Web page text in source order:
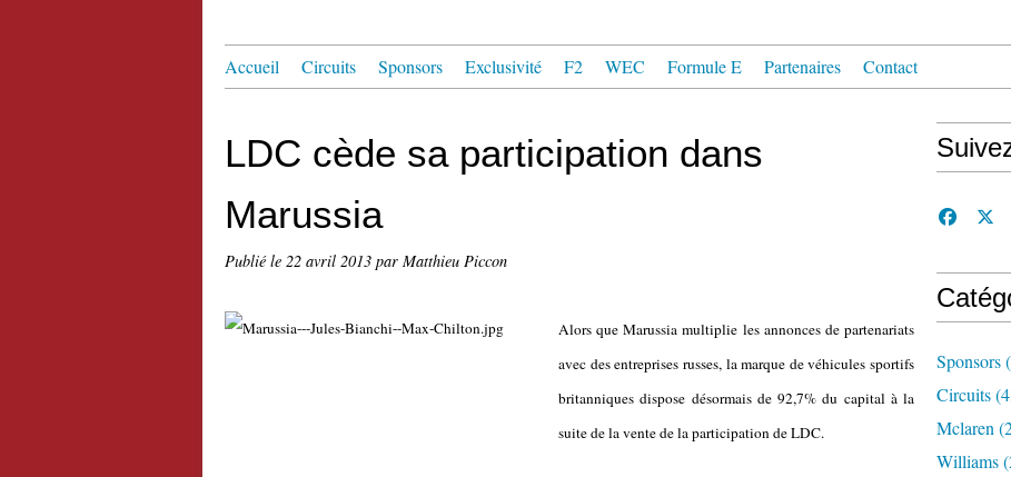
Accueil Circuits Sponsors Exclusivité F2 WEC Formule E Partenaires Contact
LDC cède sa participation dans
Marussia
Publié le 22 avril 2013 par Matthieu Piccon
Alors que Marussia multiplie les annonces de partenariats
avec des entreprises russes, la marque de véhicules sportifs
britanniques dispose désormais de 92,7% du capital à la
suite de la vente de la participation de LDC.
Sponsors
Circuits
Mclaren
Williams